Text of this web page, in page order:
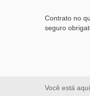
Contrato no
seguro
Você está